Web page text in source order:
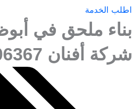
اطلب الخدمة
بناء ملحق في
شركة أفنان 0543006367